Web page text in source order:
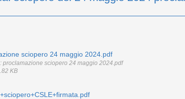
sciopero 24 maggio 2024.pdf
proclamazione sciopero 24 maggio 2024.pdf
KB